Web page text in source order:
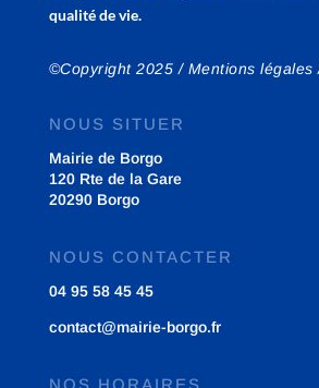
qualité de vie.
©Copyright 2025 / Mentions légales
NOUS SITUER
Mairie de Borgo
120 Rte de la Gare
20290 Borgo
NOUS CONTACTER
04 95 58 45 45
contact@mairie-borgo.fr
NOS HORAIRES